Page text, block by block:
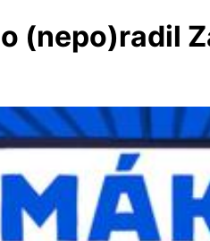
(nepo)radil